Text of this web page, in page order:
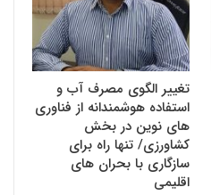
تغییر الگوی مصرف آب و
استفاده هوشمندانه از فناوری
های نوین در بخش
کشاورزی/ تنها راه برای
سازگاری با بحران های
اقلیمی